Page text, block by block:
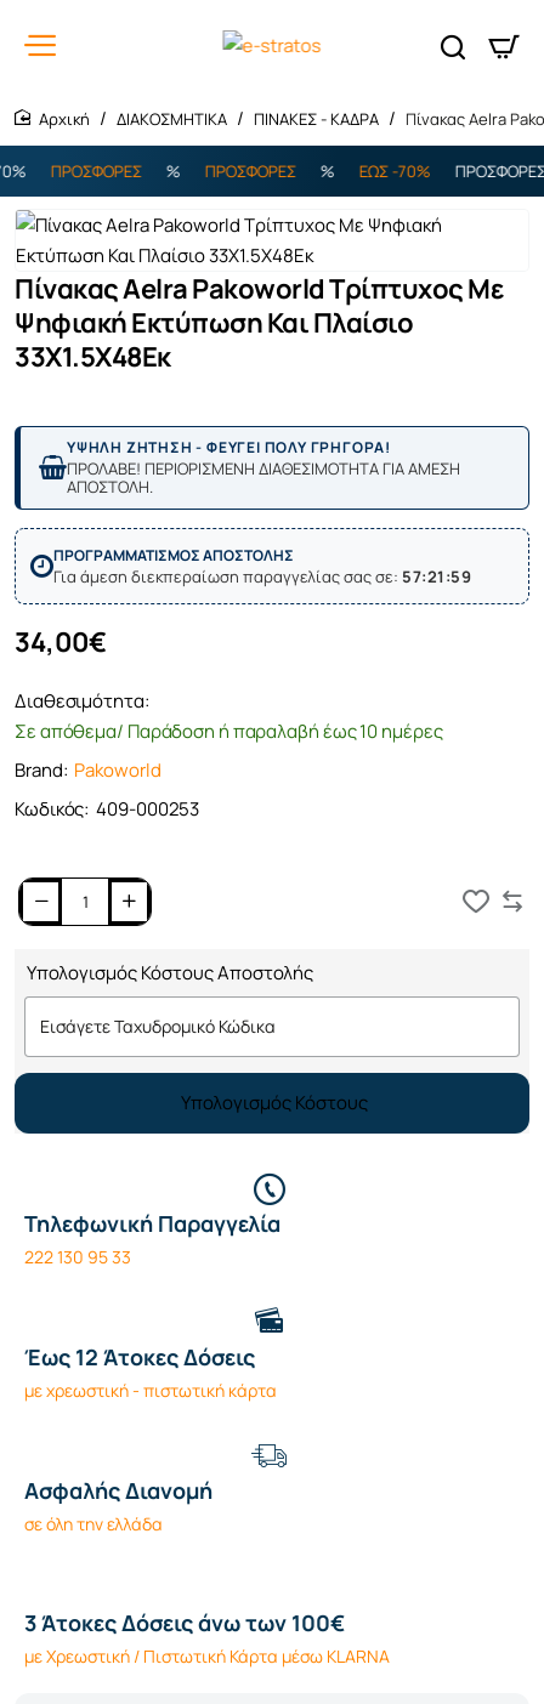
ΔΙΑΚΟΣΜΗΤΙΚΑ ΠΙΝΑΚΕΣ - ΚΑΔΡΑ Πίνακας Aelra
ΠΡΟΣΦΟΡΕΣ ΠΡΟΣΦΟΡΕΣ ΕΩΣ -70% ΠΡΟΣΦΟΡΕΣ
Πίνακας Aelra Pakoworld Τρίπτυχος Με
Ψηφιακή Εκτύπωση Και Πλαίσιο
33X1.5X48Εκ
ΥΨΗΛΗ ΖΗΤΗΣΗ - ΦΕΥΓΕΙ ΠΟΛΥ ΓΡΗΓΟΡΑ!
ΠΡΟΛΑΒΕ! ΠΕΡΙΟΡΙΣΜΕΝΗ ΔΙΑΘΕΣΙΜΟΤΗΤΑ ΓΙΑ ΑΜΕΣΗ
ΑΠΟΣΤΟΛΗ.
ΠΡΟΓΡΑΜΜΑΤΙΣΜΟΣ ΑΠΟΣΤΟΛΗΣ
Για άμεση διεκπεραίωση παραγγελίας σας σε: 57:21:59
Διαθεσιμότητα:
Σε απόθεμα/ Παράδοση ή παραλαβή έως 10 ημέρες
Brand: Pakoworld
Κωδικός: 409-000253
34,00€
Υπολογισμός Κόστους Αποστολής
Υπολογισμός Κόστους
Τηλεφωνική Παραγγελία
222 130 95 33
Έως 12 Άτοκες Δόσεις
με χρεωστική - πιστωτική κάρτα
Ασφαλής Διανομή
σε όλη την ελλάδα
3 Άτοκες Δόσεις άνω των 100€
με Χρεωστική / Πιστωτική Κάρτα μέσω KLARNA